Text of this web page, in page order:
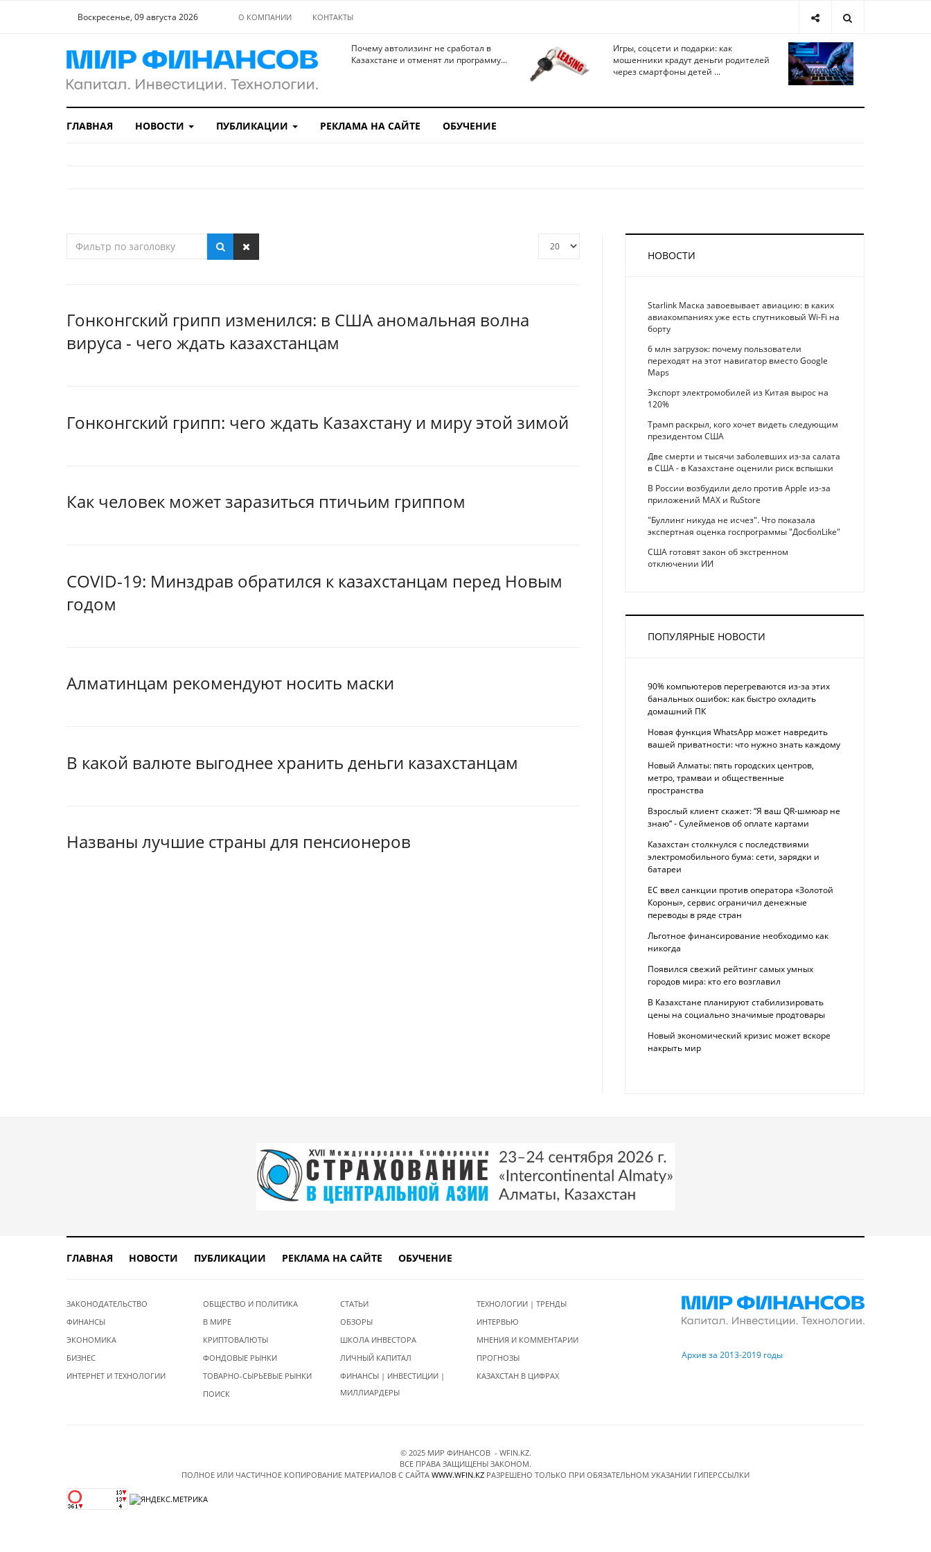
Воскресенье, 09 августа 2026 О КОМПАНИИ КОНТАКТЫ
Почему автолизинг не сработал в
Казахстане и отменят ли программу...
Игры, соцсети и подарки: как
мошенники крадут деньги родителей
через смартфоны детей ...
ГЛАВНАЯ НОВОСТИ ПУБЛИКАЦИИ РЕКЛАМА НА САЙТЕ ОБУЧЕНИЕ
Гонконгский грипп изменился: в США аномальная волна
вируса - чего ждать казахстанцам
Гонконгский грипп: чего ждать Казахстану и миру этой зимой
Как человек может заразиться птичьим гриппом
COVID-19: Минздрав обратился к казахстанцам перед Новым
годом
Алматинцам рекомендуют носить маски
В какой валюте выгоднее хранить деньги казахстанцам
Названы лучшие страны для пенсионеров
НОВОСТИ
Starlink Маска завоевывает авиацию: в каких
авиакомпаниях уже есть спутниковый Wi-Fi на
борту
6 млн загрузок: почему пользователи
переходят на этот навигатор вместо Google
Maps
Экспорт электромобилей из Китая вырос на
120%
Трамп раскрыл, кого хочет видеть следующим
президентом США
Две смерти и тысячи заболевших из-за салата
в США - в Казахстане оценили риск вспышки
В России возбудили дело против Apple из-за
приложений MAX и RuStore
"Буллинг никуда не исчез". Что показала
экспертная оценка госпрограммы "ДосболLike"
США готовят закон об экстренном
отключении ИИ
ПОПУЛЯРНЫЕ НОВОСТИ
90% компьютеров перегреваются из-за этих
банальных ошибок: как быстро охладить
домашний ПК
Новая функция WhatsApp может навредить
вашей приватности: что нужно знать каждому
Новый Алматы: пять городских центров,
метро, трамваи и общественные
пространства
Взрослый клиент скажет: “Я ваш QR-шмюар не
знаю“ - Сулейменов об оплате картами
Казахстан столкнулся с последствиями
электромобильного бума: сети, зарядки и
батареи
ЕС ввел санкции против оператора «Золотой
Короны», сервис ограничил денежные
переводы в ряде стран
Льготное финансирование необходимо как
никогда
Появился свежий рейтинг самых умных
городов мира: кто его возглавил
В Казахстане планируют стабилизировать
цены на социально значимые продтовары
Новый экономический кризис может вскоре
накрыть мир
ГЛАВНАЯ НОВОСТИ ПУБЛИКАЦИИ РЕКЛАМА НА САЙТЕ ОБУЧЕНИЕ
ЗАКОНОДАТЕЛЬСТВО
ФИНАНСЫ
ЭКОНОМИКА
БИЗНЕС
ИНТЕРНЕТ И ТЕХНОЛОГИИ
ОБЩЕСТВО И ПОЛИТИКА
В МИРЕ
КРИПТОВАЛЮТЫ
ФОНДОВЫЕ РЫНКИ
ТОВАРНО-СЫРЬЕВЫЕ РЫНКИ
ПОИСК
СТАТЬИ
ОБЗОРЫ
ШКОЛА ИНВЕСТОРА
ЛИЧНЫЙ КАПИТАЛ
ФИНАНСЫ | ИНВЕСТИЦИИ |
МИЛЛИАРДЕРЫ
ТЕХНОЛОГИИ | ТРЕНДЫ
ИНТЕРВЬЮ
МНЕНИЯ И КОММЕНТАРИИ
ПРОГНОЗЫ
КАЗАХСТАН В ЦИФРАХ
Архив за 2013-2019 годы
© 2025 МИР ФИНАНСОВ - WFIN.KZ.
ВСЕ ПРАВА ЗАЩИЩЕНЫ ЗАКОНОМ.
ПОЛНОЕ ИЛИ ЧАСТИЧНОЕ КОПИРОВАНИЕ МАТЕРИАЛОВ C САЙТА WWW.WFIN.KZ РАЗРЕШЕНО ТОЛЬКО ПРИ ОБЯЗАТЕЛЬНОМ УКАЗАНИИ ГИПЕРССЫЛКИ